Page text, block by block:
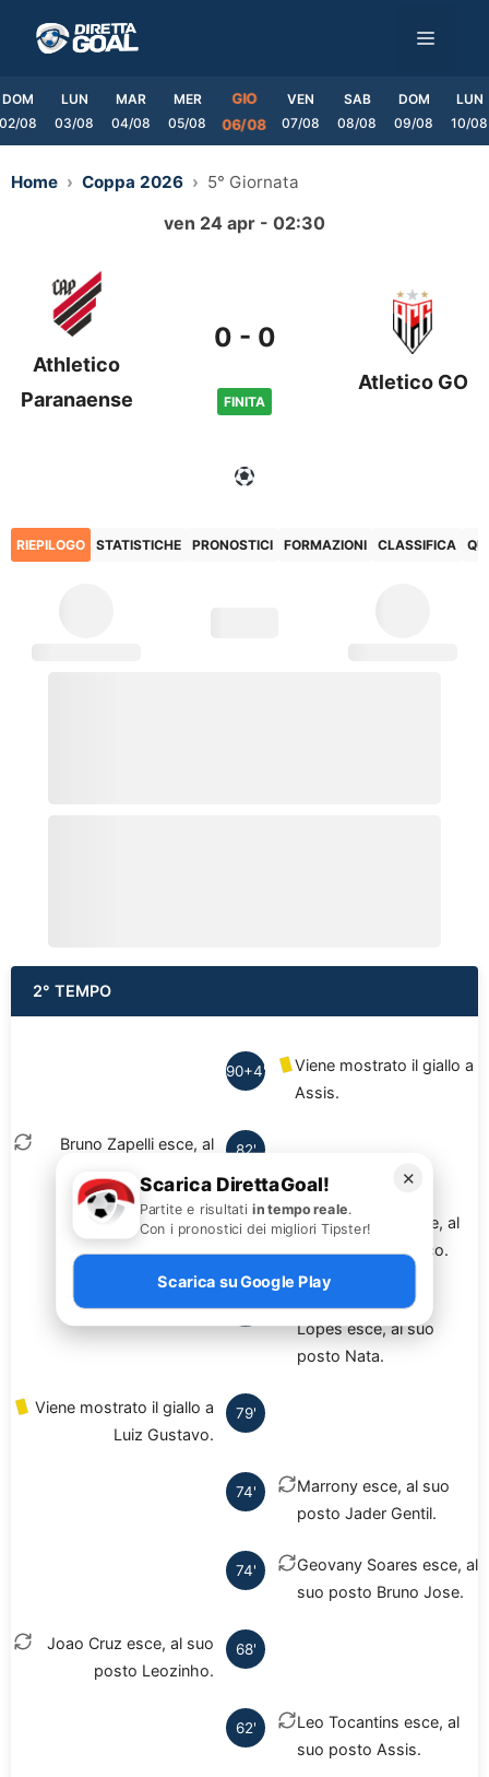
MENU
DOM
02/08
LUN
03/08
MAR
04/08
MER
05/08
GIO
06/08
VEN
07/08
SAB
08/08
DOM
09/08
LUN
10/08
Home Coppa 2026 5° Giornata
ven 24 apr - 02:30
Athletico
Paranaense
0 - 0
FINITA
Atletico GO
RIEPILOGO STATISTICHE PRONOSTICI FORMAZIONI CLASSIFICA
2° TEMPO
90+4'
Viene mostrato il giallo a
Assis.
82'
Bruno Zapelli esce, al
80'
Leandro Vilela esce, al
suo posto Leo Jaco.
80'
Gustavo Coutinho
Lopes esce, al suo
posto Nata.
79'
Viene mostrato il giallo a
Luiz Gustavo.
74'
Marrony esce, al suo
posto Jader Gentil.
74'
Geovany Soares esce, al
suo posto Bruno Jose.
68'
Joao Cruz esce, al suo
posto Leozinho.
62'
Leo Tocantins esce, al
suo posto Assis.
✕
Scarica DirettaGoal!
Partite e risultati in tempo reale.
Con i pronostici dei migliori Tipster!
Scarica su Google Play